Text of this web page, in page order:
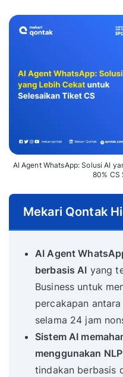
AI Agent WhatsApp: Solusi AI
80% CS
Mekari Qontak
AI Agent
berbasis AI yang
Business untuk
percakapan
selama 24 jam
Sistem AI
menggunakan NLP
tindakan berbasis